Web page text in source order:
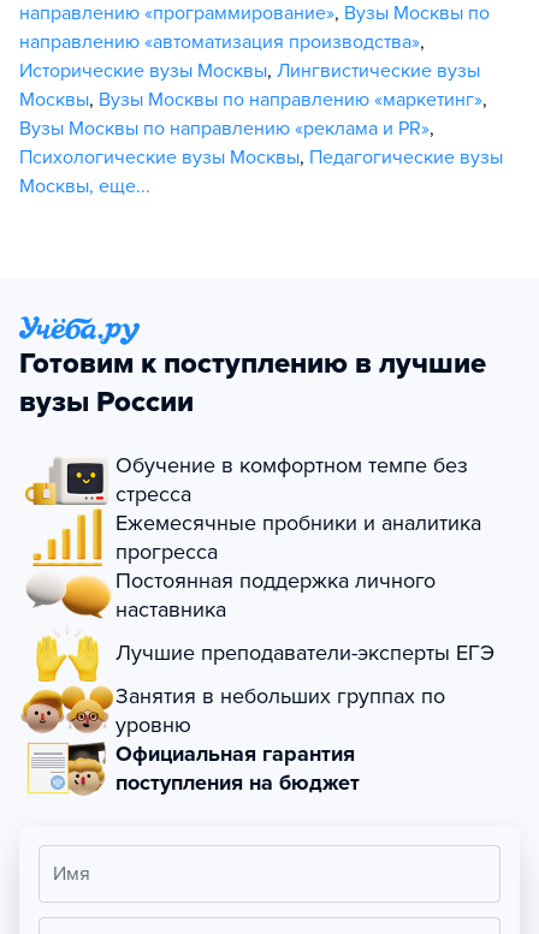
направлению «программирование», Вузы Москвы по
направлению «автоматизация производства»,
Исторические вузы Москвы, Лингвистические вузы
Москвы, Вузы Москвы по направлению «маркетинг»,
Вузы Москвы по направлению «реклама и PR»,
Психологические вузы Москвы, Педагогические вузы
Москвы, еще...
Готовим к поступлению в лучшие
вузы России
Обучение в комфортном темпе без
стресса
Ежемесячные пробники и аналитика
прогресса
Постоянная поддержка личного
наставника
Лучшие преподаватели-эксперты ЕГЭ
Занятия в небольших группах по
уровню
Официальная гарантия
поступления на бюджет
Имя